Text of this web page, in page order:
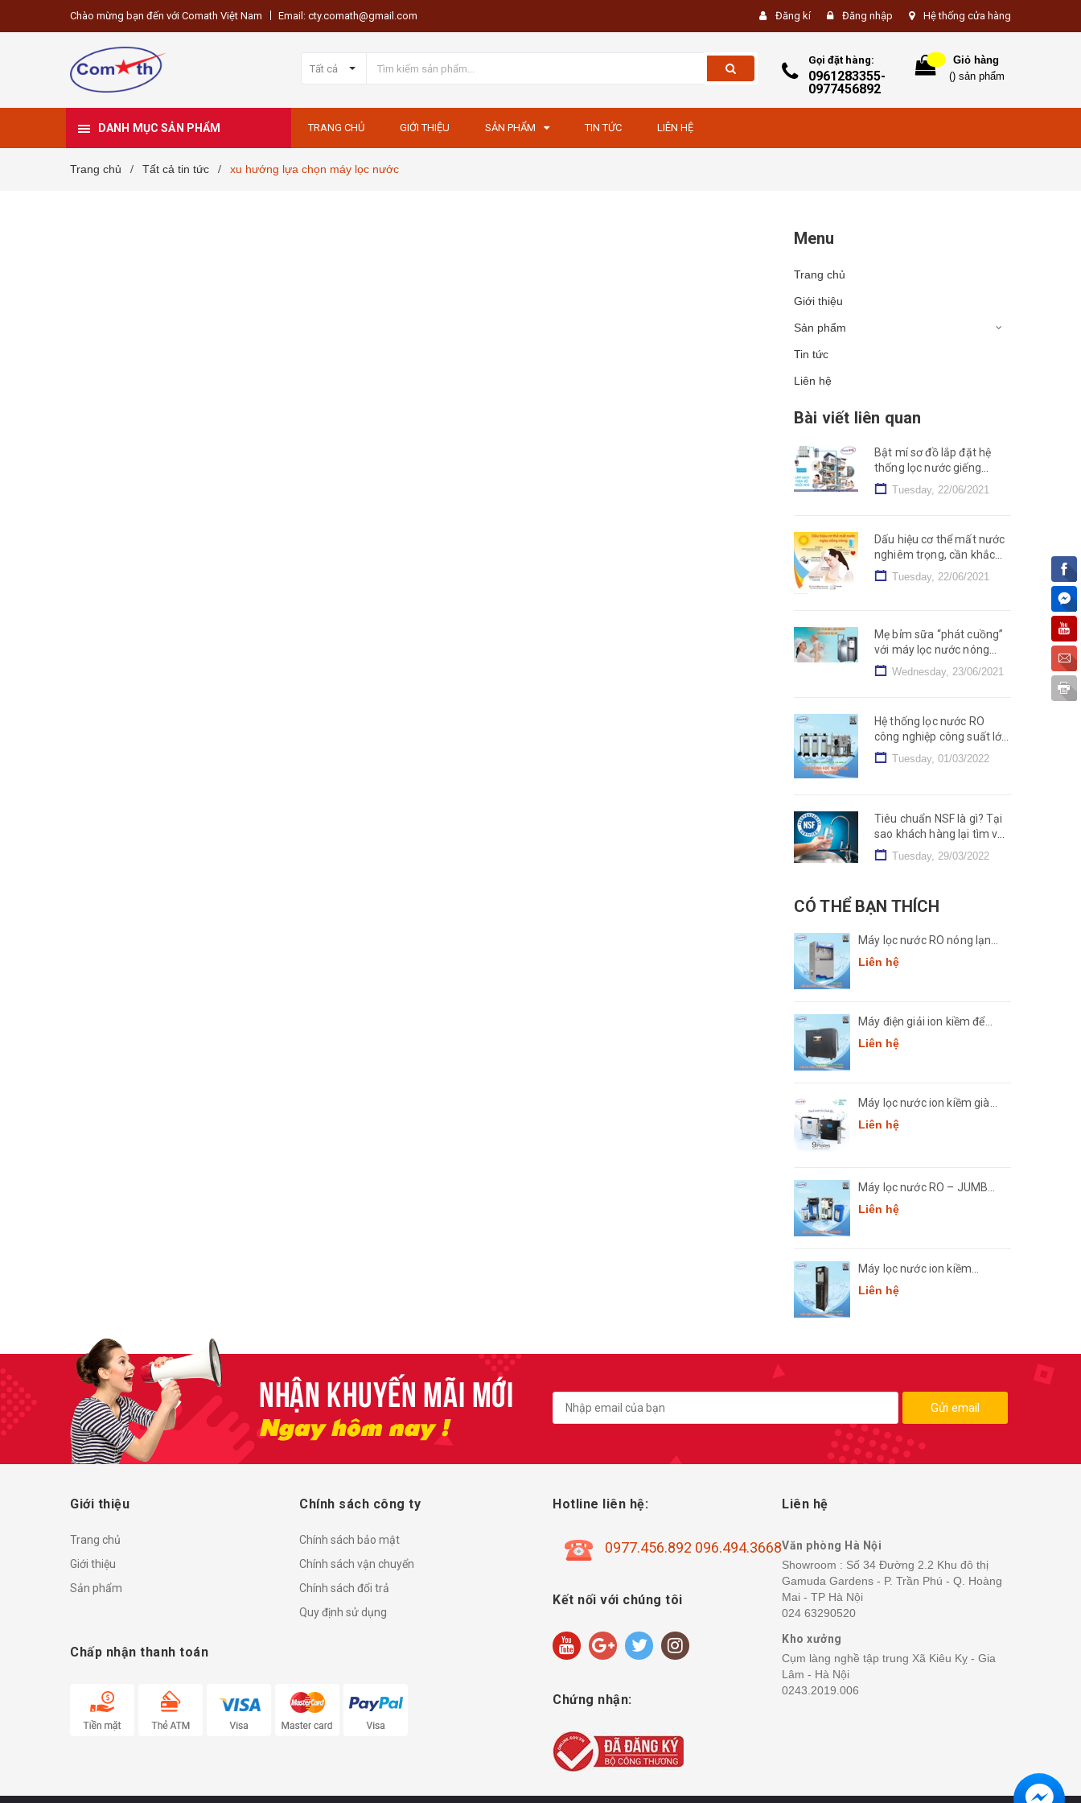
Chào mừng bạn đến với Comath Việt Nam Email: cty.comath@gmail.com Đăng kí Đăng nhập Hệ thống cửa hàng
Tất cả
Gọi đặt hàng:
0961283355-
0977456892
Giỏ hàng
() sản phẩm
DANH MỤC SẢN PHẨM TRANG CHỦ GIỚI THIỆU SẢN PHẨM TIN TỨC LIÊN HỆ
Trang chủ / Tất cả tin tức / xu hướng lựa chọn máy lọc nước
Menu
Trang chủ
Giới thiệu
Sản phẩm
Tin tức
Liên hệ
Bài viết liên quan
Bật mí sơ đồ lắp đặt hệ
thống lọc nước giếng
khoan cho mọi nhà
Tuesday, 22/06/2021
Dấu hiệu cơ thể mất nước
nghiêm trọng, cần khắc
phục nhanh chóng
Tuesday, 22/06/2021
Mẹ bỉm sữa “phát cuồng”
với máy lọc nước nóng
lạnh nguội – Tại sao lại
vậy?
Wednesday, 23/06/2021
Hệ thống lọc nước RO
công nghiệp công suất lớn
2000L, 5000L, 10000L/h
Tuesday, 01/03/2022
Tiêu chuẩn NSF là gì? Tại
sao khách hàng lại tìm và
dùng sản phẩm NSF?
Tuesday, 29/03/2022
CÓ THỂ BẠN THÍCH
Máy lọc nước RO nóng lạnh
công suất lớn Comath
CM2681-50
Liên hệ
Máy điện giải ion kiềm để
bàn Comath Smart CM-
Liên hệ
Máy lọc nước ion kiềm giàu
hydro Crewelter 9 Hàn Quốc
Liên hệ
Máy lọc nước RO – JUMBO
Comath CM7
Liên hệ
Máy lọc nước ion kiềm
thông minh Comath Smart
CM3668
Liên hệ
Gửi email
Giới thiệu
Trang chủ
Giới thiệu
Sản phẩm
Chính sách công ty
Chính sách bảo mật
Chính sách vận chuyển
Chính sách đổi trả
Quy định sử dụng
Chấp nhận thanh toán
Hotline liên hệ:
0977.456.892 096.494.3668
Kết nối với chúng tôi
Chứng nhận:
Liên hệ
Văn phòng Hà Nội
Showroom : Số 34 Đường 2.2 Khu đô thị
Gamuda Gardens - P. Trần Phú - Q. Hoàng
Mai - TP Hà Nội
024 63290520
Kho xưởng
Cụm làng nghề tập trung Xã Kiêu Kỵ - Gia
Lâm - Hà Nội
0243.2019.006